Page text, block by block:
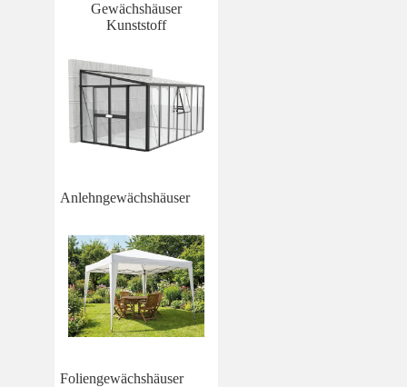
Gewächshäuser
Kunststoff
Anlehngewächshäuser
Foliengewächshäuser